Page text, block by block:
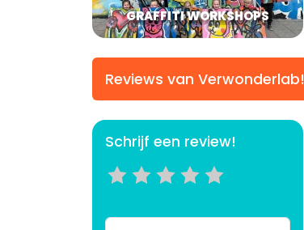
GRAFFITI WORKSHOPS
Reviews van Verwonderlab!
Schrijf een review!